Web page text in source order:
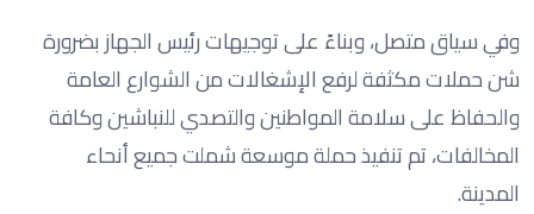
وفي سياق متصل، وبناءً على توجيهات رئيس الجهاز بضرورة
شن حملات مكثفة لرفع الإشغالات من الشوارع العامة
والحفاظ على سلامة المواطنين والتصدي للنباشين وكافة
المخالفات، تم تنفيذ حملة موسعة شملت جميع أنحاء
المدينة.